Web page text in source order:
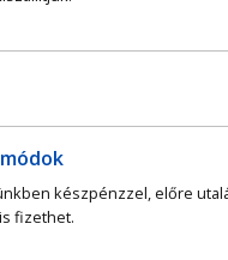
készpénzzel, előre
is fizethet.